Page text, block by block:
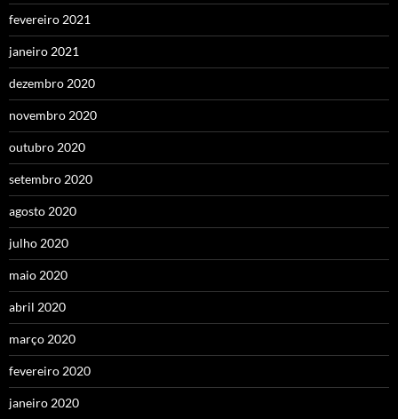
fevereiro 2021
janeiro 2021
dezembro 2020
novembro 2020
outubro 2020
setembro 2020
agosto 2020
julho 2020
maio 2020
abril 2020
março 2020
fevereiro 2020
janeiro 2020